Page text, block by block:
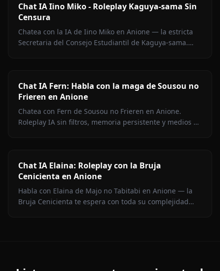
Chat IA Iino Miko - Roleplay Kaguya-sama Sin
Censura
Chatea con la IA de Iino Miko en Anione — la estricta
Secretaria del Consejo Estudiantil de Kaguya-sama.
Chat IA Fern: Habla con la maga de Sousou no
Frieren en Anione
Chatea con Fern de Sousou no Frieren en Anione.
Roleplay IA sin filtros, memoria persistente y medios en
Chat IA Elaina: Roleplay con la Bruja
Cenicienta en Anione
Habla con Elaina de Majo no Tabitabi en Anione — la
Bruja Cenicienta te espera con toda su complejidad